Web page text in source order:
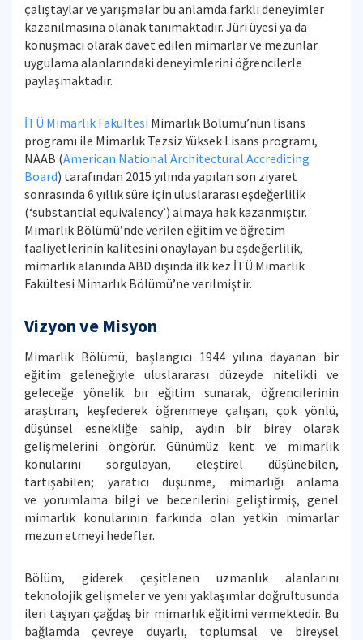
çalıştaylar ve yarışmalar bu anlamda farklı deneyimler
kazanılmasına olanak tanımaktadır. Jüri üyesi ya da
konuşmacı olarak davet edilen mimarlar ve mezunlar
uygulama alanlarındaki deneyimlerini öğrencilerle
paylaşmaktadır.
İTÜ Mimarlık Fakültesi Mimarlık Bölümü’nün lisans
programı ile Mimarlık Tezsiz Yüksek Lisans programı,
NAAB (American National Architectural Accrediting
Board) tarafından 2015 yılında yapılan son ziyaret
sonrasında 6 yıllık süre için uluslararası eşdeğerlilik
(‘substantial equivalency’) almaya hak kazanmıştır.
Mimarlık Bölümü’nde verilen eğitim ve öğretim
faaliyetlerinin kalitesini onaylayan bu eşdeğerlilik,
mimarlık alanında ABD dışında ilk kez İTÜ Mimarlık
Fakültesi Mimarlık Bölümü’ne verilmiştir.
Vizyon ve Misyon
Mimarlık Bölümü, başlangıcı 1944 yılına dayanan bir
eğitim geleneğiyle uluslararası düzeyde nitelikli ve
geleceğe yönelik bir eğitim sunarak, öğrencilerinin
araştıran, keşfederek öğrenmeye çalışan, çok yönlü,
düşünsel esnekliğe sahip, aydın bir birey olarak
gelişmelerini öngörür. Günümüz kent ve mimarlık
konularını sorgulayan, eleştirel düşünebilen,
tartışabilen; yaratıcı düşünme, mimarlığı anlama
ve yorumlama bilgi ve becerilerini geliştirmiş, genel
mimarlık konularının farkında olan yetkin mimarlar
mezun etmeyi hedefler.
Bölüm, giderek çeşitlenen uzmanlık alanlarını
teknolojik gelişmeler ve yeni yaklaşımlar doğrultusunda
ileri taşıyan çağdaş bir mimarlık eğitimi vermektedir. Bu
bağlamda çevreye duyarlı, toplumsal ve bireysel